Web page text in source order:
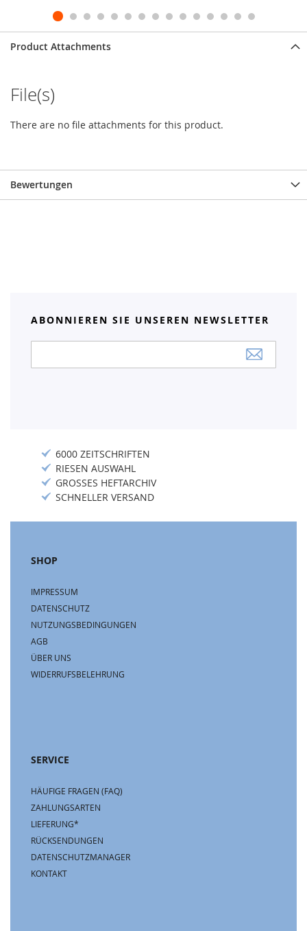
Product Attachments
File(s)
There are no file attachments for this product.
Bewertungen
ABONNIEREN SIE UNSEREN NEWSLETTER
Newsletter:
6000 ZEITSCHRIFTEN
RIESEN AUSWAHL
GROSSES HEFTARCHIV
SCHNELLER VERSAND
SHOP
IMPRESSUM
DATENSCHUTZ
NUTZUNGSBEDINGUNGEN
AGB
ÜBER UNS
WIDERRUFSBELEHRUNG
SERVICE
HÄUFIGE FRAGEN (FAQ)
ZAHLUNGSARTEN
LIEFERUNG*
RÜCKSENDUNGEN
DATENSCHUTZMANAGER
KONTAKT